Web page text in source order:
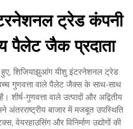
ट्रेड कंपनी
पैलेट जैक प्रदाता
हुए, शिजियाझुआंग यीशु इंटरनेशनल ट्रेड
गुणवत्ता वाले पैलेट जैक्स के साथ-साथ
गुणवत्ता वाले उत्पादों और अद्वितीय
अंतरराष्ट्रीय बाजार में मजबूत उपस्थिति
वेयरहाउसिंग और विनिर्माण उद्योगों की